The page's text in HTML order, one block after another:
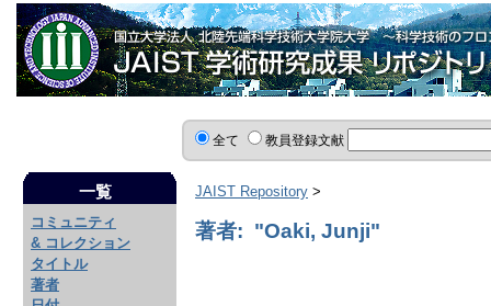
全て 教員登録文献
一覧
コミュニティ
& コレクション
タイトル
著者
JAIST Repository >
著者: "Oaki, Junji"